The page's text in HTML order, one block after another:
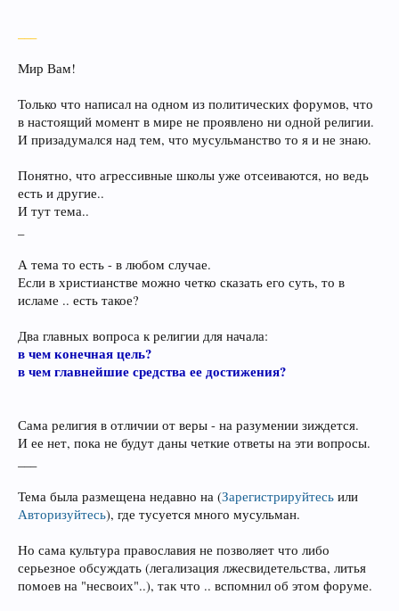
Мир Вам!
Только что написал на одном из политических форумов, что
в настоящий момент в мире не проявлено ни одной религии.
И призадумался над тем, что мусульманство то я и не знаю.
Понятно, что агрессивные школы уже отсеиваются, но ведь
есть и другие..
И тут тема..
А тема то есть - в любом случае.
Если в христианстве можно четко сказать его суть, то в
исламе .. есть такое?
Два главных вопроса к религии для начала:
в чем конечная цель?
в чем главнейшие средства ее достижения?
Сама религия в отличии от веры - на разумении зиждется.
И ее нет, пока не будут даны четкие ответы на эти вопросы.
Тема была размещена недавно на (Зарегистрируйтесь или
Авторизуйтесь), где тусуется много мусульман.
Но сама культура православия не позволяет что либо
серьезное обсуждать (легализация лжесвидетельства, литья
помоев на "несвоих"..), так что .. вспомнил об этом форуме.